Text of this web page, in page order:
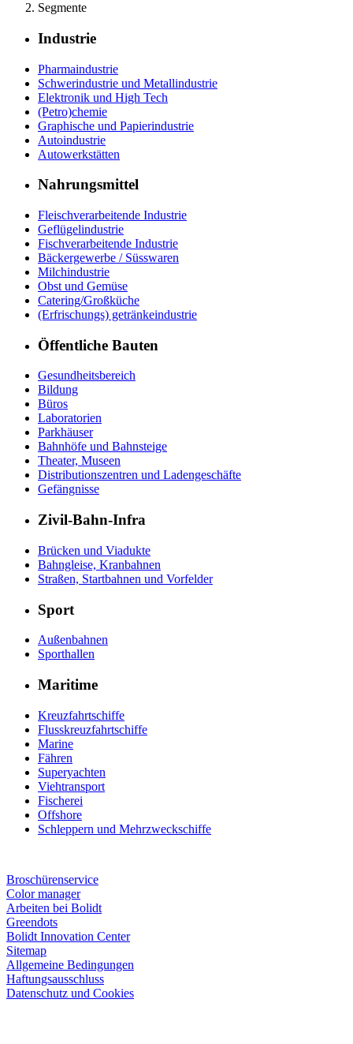
Segmente
Industrie
Pharmaindustrie
Schwerindustrie und Metallindustrie
Elektronik und High Tech
(Petro)chemie
Graphische und Papierindustrie
Autoindustrie
Autowerkstätten
Nahrungsmittel
Fleischverarbeitende Industrie
Geflügelindustrie
Fischverarbeitende Industrie
Bäckergewerbe / Süsswaren
Milchindustrie
Obst und Gemüse
Catering/Großküche
(Erfrischungs) getränkeindustrie
Öffentliche Bauten
Gesundheitsbereich
Bildung
Büros
Laboratorien
Parkhäuser
Bahnhöfe und Bahnsteige
Theater, Museen
Distributionszentren und Ladengeschäfte
Gefängnisse
Zivil-Bahn-Infra
Brücken und Viadukte
Bahngleise, Kranbahnen
Straßen, Startbahnen und Vorfelder
Sport
Außenbahnen
Sporthallen
Maritime
Kreuzfahrtschiffe
Flusskreuzfahrtschiffe
Marine
Fähren
Superyachten
Viehtransport
Fischerei
Offshore
Schleppern und Mehrzweckschiffe
Broschürenservice
Color manager
Arbeiten bei Bolidt
Greendots
Bolidt Innovation Center
Sitemap
Allgemeine Bedingungen
Haftungsausschluss
Datenschutz und Cookies